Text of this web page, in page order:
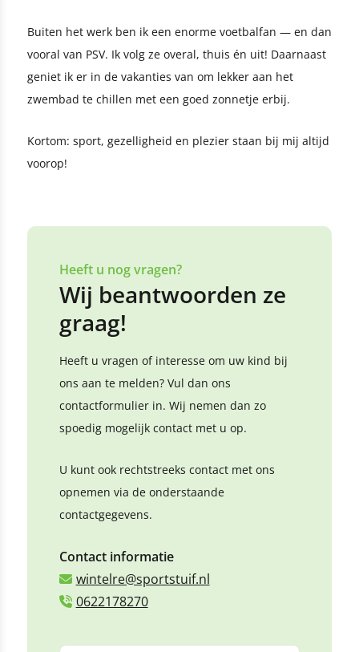
Buiten het werk ben ik een enorme voetbalfan — en dan
vooral van PSV. Ik volg ze overal, thuis én uit! Daarnaast
geniet ik er in de vakanties van om lekker aan het
zwembad te chillen met een goed zonnetje erbij.
Kortom: sport, gezelligheid en plezier staan bij mij altijd
voorop!
Heeft u nog vragen?
Wij beantwoorden ze
graag!
Heeft u vragen of interesse om uw kind bij
ons aan te melden? Vul dan ons
contactformulier in. Wij nemen dan zo
spoedig mogelijk contact met u op.
U kunt ook rechtstreeks contact met ons
opnemen via de onderstaande
contactgegevens.
Contact informatie
wintelre@sportstuif.nl
0622178270